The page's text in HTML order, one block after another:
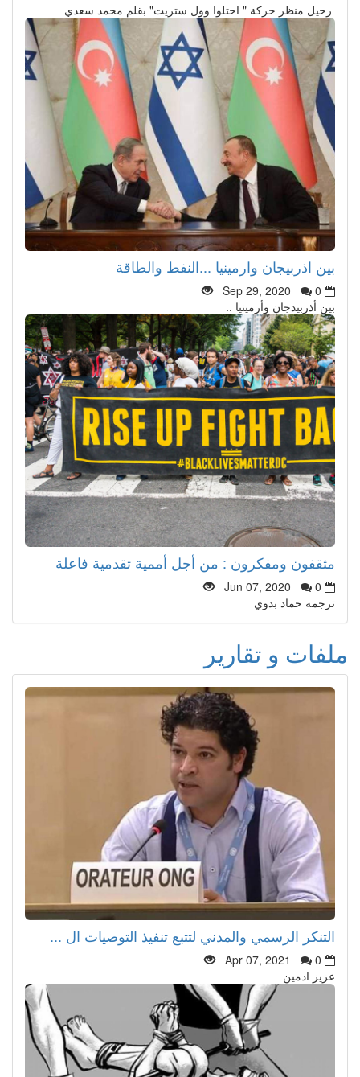
رحيل منظر حركة " احتلوا وول ستريت" بقلم محمد سعدي
بين اذربيجان وارمينيا ...النفط والطاقة
Sep 29, 2020
0
بين أذربيدجان وأرمينيا ..
مثقفون ومفكرون : من أجل أممية تقدمية فاعلة
Jun 07, 2020
0
ترجمه حماد بدوي
ملفات و تقارير
التنكر الرسمي والمدني لتتبع تنفيذ التوصيات ال ...
Apr 07, 2021
0
عزيز ادمين